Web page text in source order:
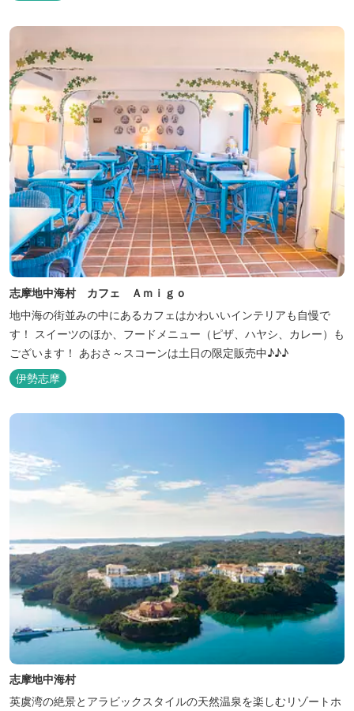
志摩地中海村 カフェ Ａｍｉｇｏ
地中海の街並みの中にあるカフェはかわいいインテリアも自慢で
す！ スイーツのほか、フードメニュー（ピザ、ハヤシ、カレー）も
ございます！ あおさ～スコーンは土日の限定販売中♪♪♪
伊勢志摩
志摩地中海村
英虞湾の絶景とアラビックスタイルの天然温泉を楽しむリゾートホ